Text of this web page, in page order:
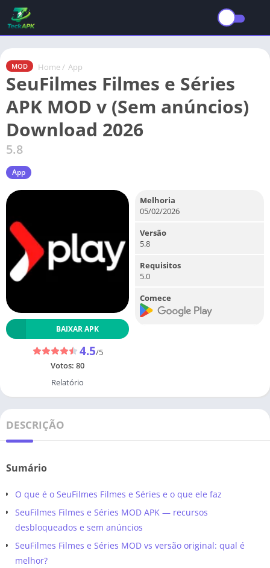
MOD Home / App
SeuFilmes Filmes e Séries
APK MOD v (Sem anúncios)
Download 2026
5.8
App
BAIXAR APK
4.5/5
Votos: 80
Relatório
Melhoria
05/02/2026
Versão
5.8
Requisitos
5.0
Comece
DESCRIÇÃO
Sumário
O que é o SeuFilmes Filmes e Séries e o que ele faz
SeuFilmes Filmes e Séries MOD APK — recursos
desbloqueados e sem anúncios
SeuFilmes Filmes e Séries MOD vs versão original: qual é
melhor?